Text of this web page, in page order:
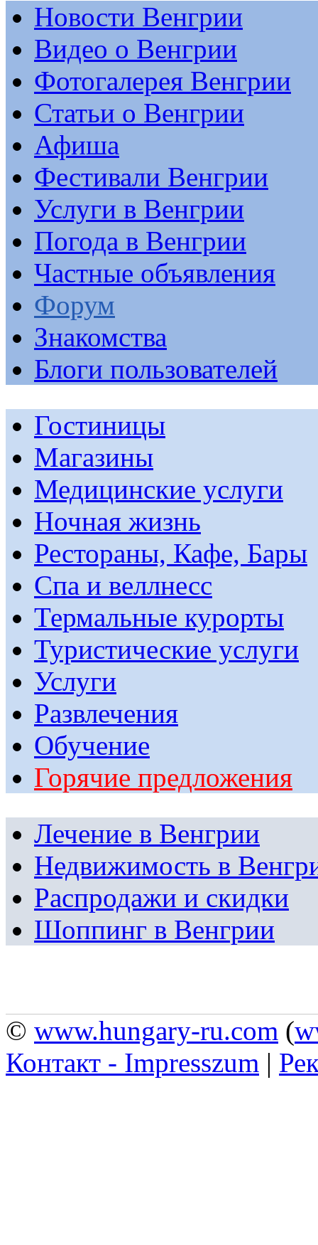
Новости Венгрии
Видео о Венгрии
Фотогалерея Венгрии
Статьи о Венгрии
Афиша
Фестивали Венгрии
Услуги в Венгрии
Погода в Венгрии
Частные объявления
Форум
Знакомства
Блоги пользователей
Гостиницы
Магазины
Медицинские услуги
Ночная жизнь
Рестораны, Кафе, Бары
Спа и веллнесс
Термальные курорты
Туристические услуги
Услуги
Развлечения
Обучение
Горячие предложения
Лечение в Венгрии
Недвижимость в
Распродажи и скидки
Шоппинг в Венгрии
© www.hungary-ru.com (
Контакт - Impresszum |